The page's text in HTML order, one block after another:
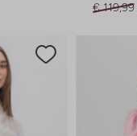
€ 119,99